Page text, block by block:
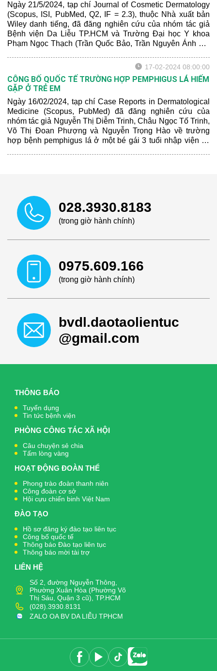
Ngày 21/5/2024, tạp chí Journal of Cosmetic Dermatology
(Scopus, ISI, PubMed, Q2, IF = 2.3), thuộc Nhà xuất bản
Wiley danh tiếng, đã đăng nghiên cứu của nhóm tác giả
Bệnh viện Da Liễu TP.HCM và Trường Đại học Y khoa
Phạm Ngọc Thạch (Trần Quốc Bảo, Trần Nguyên Ánh Tú,
Trọng Hào). Đây là một trong những tạp chí rất nổi tiếng
mà nhiều bác sĩ đang công tác trong lĩnh vực da liễu thẩm
mỹ hay tham khảo.
17-02-2024 08:00:00
CÔNG BỐ QUỐC TẾ TRƯỜNG HỢP PEMPHIGUS LÁ HIẾM
GẶP Ở TRẺ EM
Ngày 16/02/2024, tạp chí Case Reports in Dermatological
Medicine (Scopus, PubMed) đã đăng nghiên cứu của
nhóm tác giả Nguyễn Thị Diễm Trinh, Châu Ngọc Tố Trinh,
Võ Thị Đoan Phượng và Nguyễn Trọng Hào về trường
hợp bệnh pemphigus lá ở một bé gái 3 tuổi nhập viện tại
028.3930.8183
(trong giờ hành chính)
0975.609.166
(trong giờ hành chính)
bvdl.daotaolientuc
@gmail.com
THÔNG BÁO
Tuyển dụng
Tin tức bệnh viện
PHÒNG CÔNG TÁC XÃ HỘI
Câu chuyện sẻ chia
Tấm lòng vàng
HOẠT ĐỘNG ĐOÀN THỂ
Phong trào đoàn thanh niên
Công đoàn cơ sở
Hội cựu chiến binh Việt Nam
ĐÀO TẠO
Hồ sơ đăng ký đào tạo liên tục
Công bố quốc tế
Thông báo Đào tạo liên tục
Thông báo mời tài trợ
LIÊN HỆ
Số 2, đường Nguyễn Thông,
Phường Xuân Hòa (Phường Võ
Thị Sáu, Quận 3 cũ), TP.HCM
(028).3930.8131
ZALO OA BV DA LIỄU TPHCM